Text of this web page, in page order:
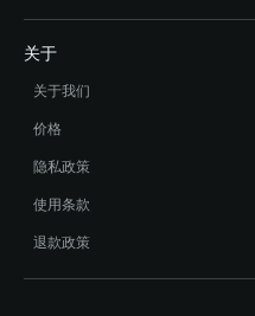
关于
关于我们
价格
隐私政策
使用条款
退款政策